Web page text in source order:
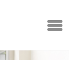
打開選